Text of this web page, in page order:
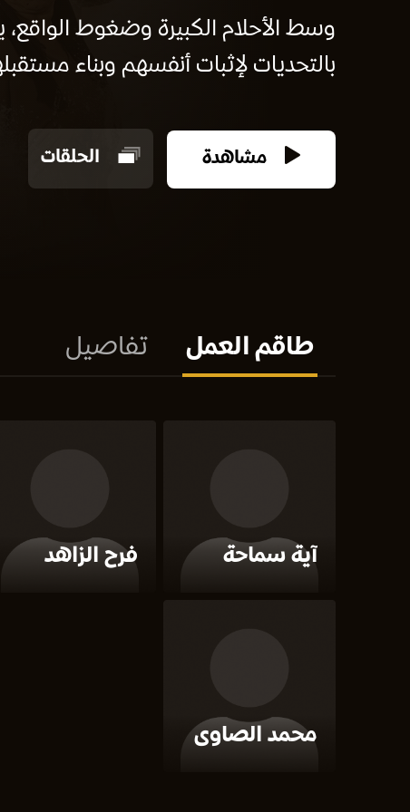
وسط الأحلام الكبيرة وضغوط
بالتحديات لإثبات أنفسهم وبناء
مشاهدة الحلقات
طاقم العمل تفاصيل
آية سماحة فرح الزاهد
محمد الصاوى